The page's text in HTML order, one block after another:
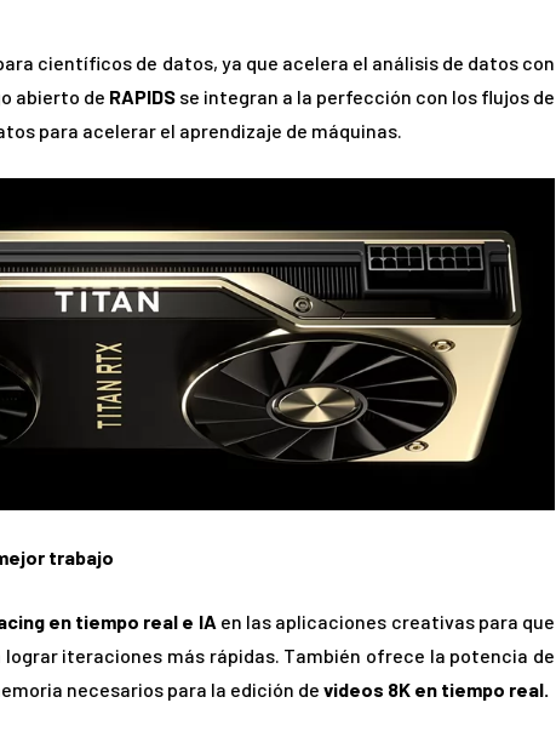
científicos de datos, ya que acelera el análisis de datos con
abierto de RAPIDS se integran a la perfección con los flujos de
para acelerar el aprendizaje de máquinas.
trabajo
en tiempo real e IA en las aplicaciones creativas para que
lograr iteraciones más rápidas. También ofrece la potencia de
necesarios para la edición de videos 8K en tiempo real.